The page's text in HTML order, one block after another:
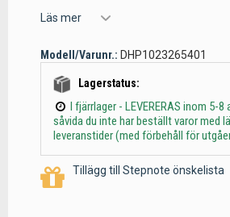
Läs mer
Modell/Varunr.: DHP1023265401
Lagerstatus:
I fjärrlager - LEVERERAS inom 5-8
såvida du inte har beställt varor med
leveranstider (med förbehåll för
Tillägg till Stepnote önskelista